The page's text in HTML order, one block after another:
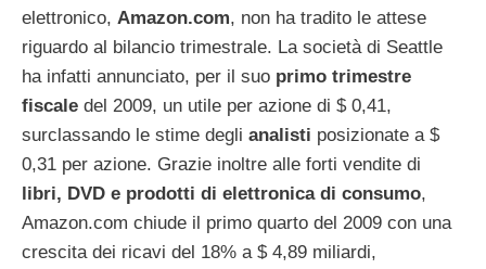
elettronico, Amazon.com, non ha tradito le attese
riguardo al bilancio trimestrale. La società di Seattle
ha infatti annunciato, per il suo primo trimestre
fiscale del 2009, un utile per azione di $ 0,41,
surclassando le stime degli analisti posizionate a $
0,31 per azione. Grazie inoltre alle forti vendite di
libri, DVD e prodotti di elettronica di consumo,
Amazon.com chiude il primo quarto del 2009 con una
crescita dei ricavi del 18% a $ 4,89 miliardi,